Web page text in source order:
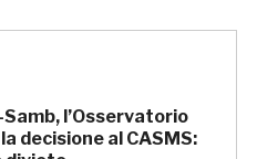
l’Osservatorio
decisione al CASMS: